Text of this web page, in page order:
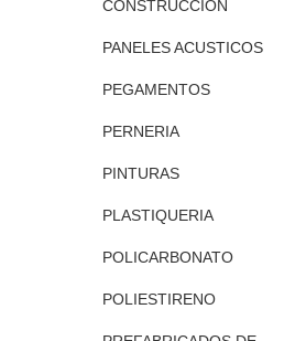
CONSTRUCCION
PANELES ACUSTICOS
PEGAMENTOS
PERNERIA
PINTURAS
PLASTIQUERIA
POLICARBONATO
POLIESTIRENO